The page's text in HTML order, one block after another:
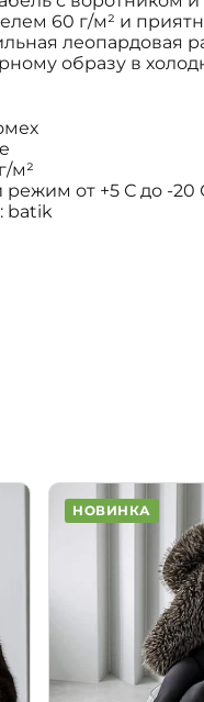
60 г/м² и
леопардовая
образу в
м²
от +5 С до -20
batik
НОВИНКА